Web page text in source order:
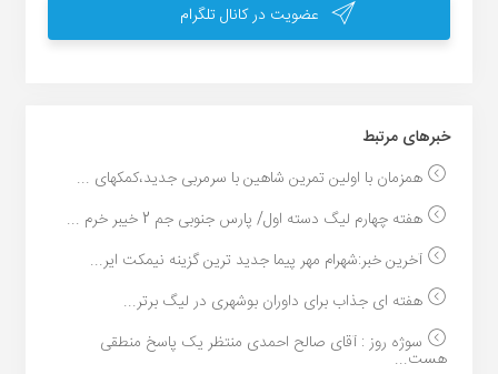
عضویت در کانال تلگرام
خبر‌های مرتبط
همزمان با اولین تمرین شاهین با سرمربی جدید،کمکهای ...
هفته چهارم لیگ دسته اول/ پارس جنوبی جم 2 خیبر خرم ...
آخرین خبر:شهرام مهر پیما جدید ترین گزینه نیمکت ایر...
هفته ای جذاب برای داوران بوشهری در لیگ برتر...
سوژه روز : آقای صالح احمدی منتظر یک پاسخ منطقی
هست...